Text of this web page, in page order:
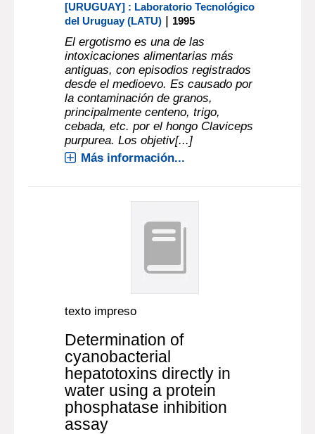
[URUGUAY] : Laboratorio Tecnológico
del Uruguay (LATU) | 1995
El ergotismo es una de las
intoxicaciones alimentarias más
antiguas, con episodios registrados
desde el medioevo. Es causado por
la contaminación de granos,
principalmente centeno, trigo,
cebada, etc. por el hongo Claviceps
purpurea. Los objetiv[...]
Más información...
texto impreso
Determination of
cyanobacterial
hepatotoxins directly in
water using a protein
phosphatase inhibition
assay